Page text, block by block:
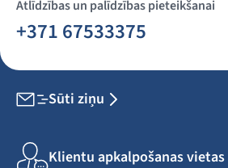
Atlīdzības un palīdzības pieteikšanai
+371 67533375
Sūti ziņu
Klientu apkalpošanas vietas